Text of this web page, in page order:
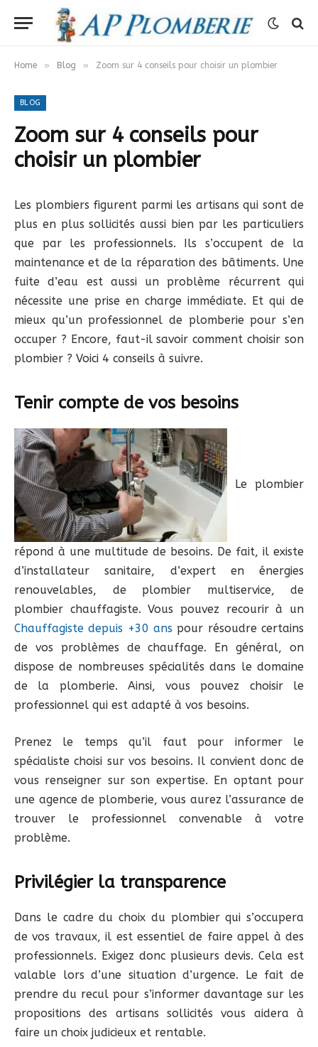
Home » Blog » Zoom sur 4 conseils pour choisir un plombier
BLOG
Zoom sur 4 conseils pour
choisir un plombier
Les plombiers figurent parmi les artisans qui sont de
plus en plus sollicités aussi bien par les particuliers
que par les professionnels. Ils s’occupent de la
maintenance et de la réparation des bâtiments. Une
fuite d’eau est aussi un problème récurrent qui
nécessite une prise en charge immédiate. Et qui de
mieux qu’un professionnel de plomberie pour s’en
occuper ? Encore, faut-il savoir comment choisir son
plombier ? Voici 4 conseils à suivre.
Tenir compte de vos besoins
Le plombier
répond à une multitude de besoins. De fait, il existe
d’installateur sanitaire, d’expert en énergies
renouvelables, de plombier multiservice, de
plombier chauffagiste. Vous pouvez recourir à un
Chauffagiste depuis +30 ans pour résoudre certains
de vos problèmes de chauffage. En général, on
dispose de nombreuses spécialités dans le domaine
de la plomberie. Ainsi, vous pouvez choisir le
professionnel qui est adapté à vos besoins.
Prenez le temps qu’il faut pour informer le
spécialiste choisi sur vos besoins. Il convient donc de
vous renseigner sur son expertise. En optant pour
une agence de plomberie, vous aurez l’assurance de
trouver le professionnel convenable à votre
problème.
Privilégier la transparence
Dans le cadre du choix du plombier qui s’occupera
de vos travaux, il est essentiel de faire appel à des
professionnels. Exigez donc plusieurs devis. Cela est
valable lors d’une situation d’urgence. Le fait de
prendre du recul pour s’informer davantage sur les
propositions des artisans sollicités vous aidera à
faire un choix judicieux et rentable.